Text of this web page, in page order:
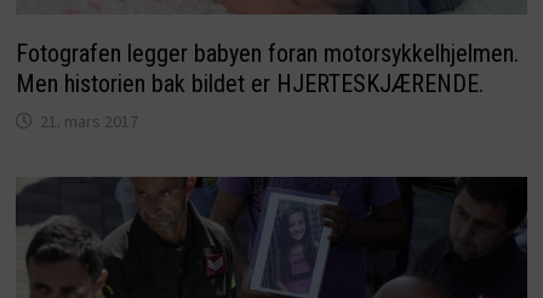
Fotografen legger babyen foran motorsykkelhjelmen.
Men historien bak bildet er HJERTESKJÆRENDE.
21. mars 2017